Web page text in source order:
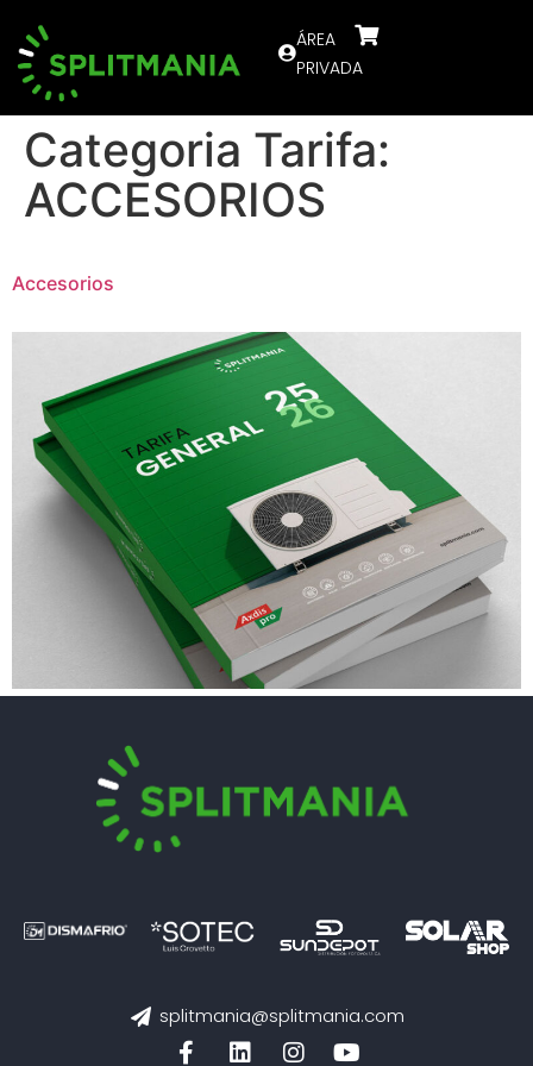
ÁREA
PRIVADA
Categoria Tarifa:
ACCESORIOS
Accesorios
splitmania@splitmania.com